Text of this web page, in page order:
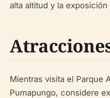
alta altitud y la exposición
Mientras visita el Parque
Pumapungo, considere